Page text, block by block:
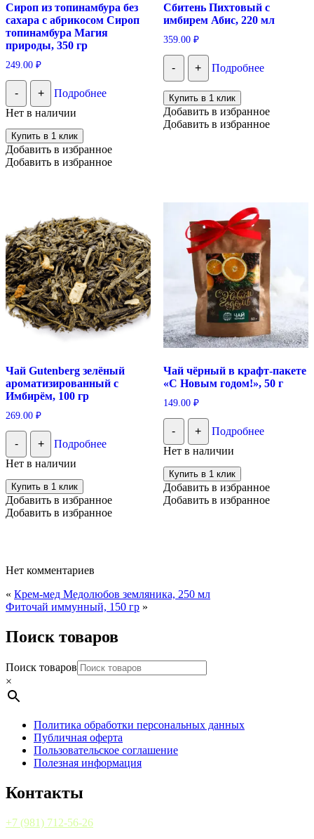
Сироп из топинамбура без
сахара с абрикосом Сироп
топинамбура Магия
природы, 350 гр
249.00 ₽
- +
Подробнее
Нет в наличии
Купить в 1 клик
Добавить в избранное
Добавить в избранное
Сбитень Пихтовый с
имбирем Абис, 220 мл
359.00 ₽
- + Подробнее
Купить в 1 клик
Добавить в избранное
Добавить в избранное
Чай Gutenberg зелёный
ароматизированный с
Имбирём, 100 гр
269.00 ₽
- +
Подробнее
Нет в наличии
Купить в 1 клик
Добавить в избранное
Добавить в избранное
Чай чёрный в крафт-пакете
«С Новым годом!», 50 г
149.00 ₽
- +
Подробнее
Нет в наличии
Купить в 1 клик
Добавить в избранное
Добавить в избранное
Нет комментариев
« Крем-мед Медолюбов земляника, 250 мл
Фиточай иммунный, 150 гр »
Поиск товаров
Поиск товаров
×
Политика обработки персональных данных
Публичная оферта
Пользовательское соглашение
Полезная информация
Контакты
+7 (981) 712-56-26